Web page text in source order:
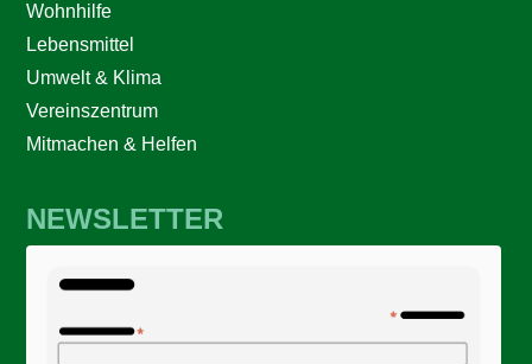
Wohnhilfe
Lebensmittel
Umwelt & Klima
Vereinszentrum
Mitmachen & Helfen
NEWSLETTER